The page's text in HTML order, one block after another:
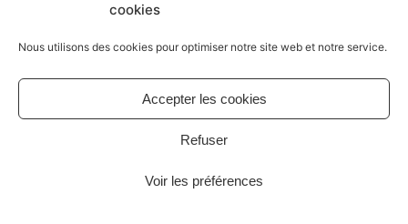
cookies
Nous utilisons des cookies pour optimiser notre site web et notre service.
Accepter les cookies
Refuser
Voir les préférences